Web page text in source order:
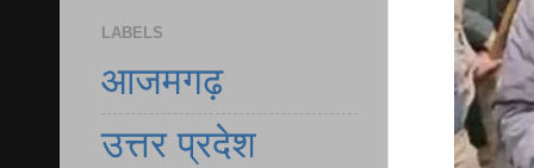
LABELS
आजमगढ़
उत्तर प्रदेश